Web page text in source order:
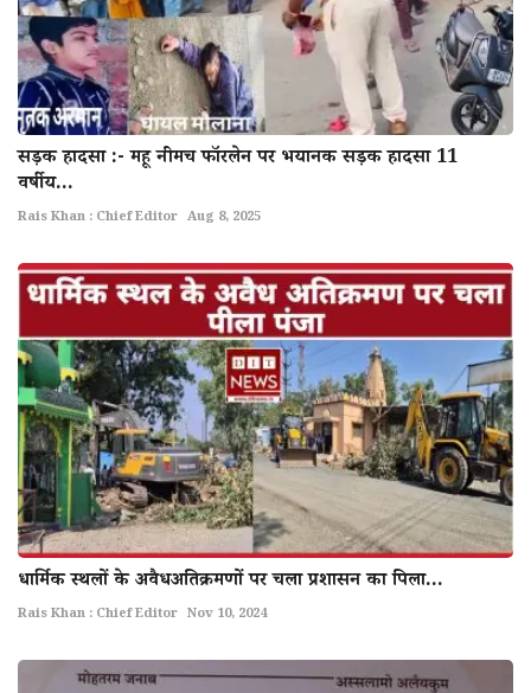
सड़क हादसा :- महू नीमच फॉरलेन पर भयानक सड़क हादसा 11
वर्षीय...
Rais Khan : Chief Editor Aug 8, 2025
धार्मिक स्थलों के अवैधअतिक्रमणों पर चला प्रशासन का पिला...
Rais Khan : Chief Editor Nov 10, 2024